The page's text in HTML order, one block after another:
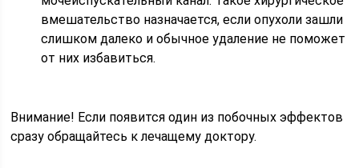
вмешательство назначается, если опухоли зашли
слишком далеко и обычное удаление не поможет
от них избавиться.
Внимание! Если появится один из побочных эффектов
сразу обращайтесь к лечащему доктору.